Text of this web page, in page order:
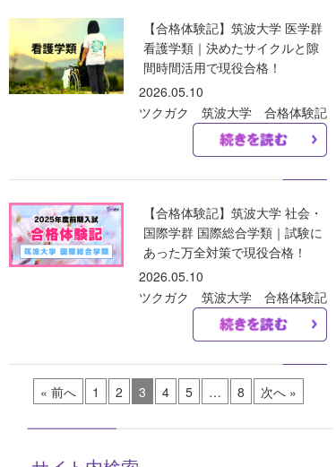
【合格体験記】筑波大学 医学群
看護学類｜決めたサイクルと隙
間時間活用で現役合格！
2026.05.10
ツクガク 筑波大学 合格体験記
【合格体験記】筑波大学 社会・
国際学群 国際総合学類｜試験に
あった万全対策で現役合格！
2026.05.10
ツクガク 筑波大学 合格体験記
« 前へ 1 2 3 4 5 … 8 次へ »